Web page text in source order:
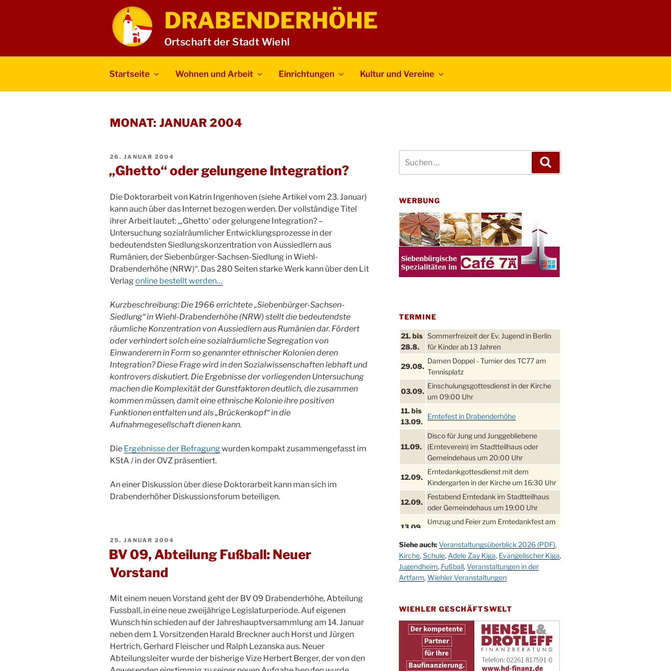
DRABENDERHÖHE
Ortschaft der Stadt Wiehl
Startseite Wohnen und Arbeit Einrichtungen Kultur und Vereine
MONAT:JANUAR 2004
VERÖFFENTLICHT
AM
26. JANUAR 2004
„Ghetto“ oder gelungene Integration?
Die Doktorarbeit von Katrin Ingenhoven (siehe Artikel vom 23. Januar)
kann auch über das Internet bezogen werden. Der vollständige Titel
ihrer Arbeit lautet: „‚Ghetto‘ oder gelungene Integration? –
Untersuchung sozialräumlicher Entwicklungsprozesse in der
bedeutendsten Siedlungskonzentration von Aussiedlern aus
Rumänien, der Siebenbürger-Sachsen-Siedlung in Wiehl-
Drabenderhöhe (NRW)“. Das 280 Seiten starke Werk kann über den Lit
Verlag online bestellt werden…
Kurzbeschreibung: Die 1966 errichtete „Siebenbürger-Sachsen-
Siedlung“ in Wiehl-Drabenderhöhe (NRW) stellt die bedeutendste
räumliche Konzentration von Aussiedlern aus Rumänien dar. Fördert
oder verhindert solch eine sozialräumliche Segregation von
Einwanderern in Form so genannter ethnischer Kolonien deren
Integration? Diese Frage wird in den Sozialwissenschaften lebhaft und
kontrovers diskutiert. Die Ergebnisse der vorliegenden Untersuchung
machen die Komplexität der Gunstfaktoren deutlich, die zusammen
kommen müssen, damit eine ethnische Kolonie ihre positiven
Funktionen entfalten und als „Brückenkopf“ in die
Aufnahmegesellschaft dienen kann.
Die Ergebnisse der Befragungwurden kompakt zusammengefasst im
KStA / in der OVZ präsentiert.
An einer Diskussion über diese Doktorarbeit kann man sich im
Drabenderhöher Diskussionsforum beteiligen.
VERÖFFENTLICHT
AM
25. JANUAR 2004
BV 09, Abteilung Fußball: Neuer
Vorstand
Mit einem neuen Vorstand geht der BV 09 Drabenderhöhe, Abteilung
Fussball, in eine neue zweijährige Legislaturperiode. Auf eigenen
Wunsch hin schieden auf der Jahreshauptversammlung am 14. Januar
neben dem 1. Vorsitzenden Harald Breckner auch Horst und Jürgen
Hertrich, Gerhard Fleischer und Ralph Lezanska aus. Neuer
Abteilungsleiter wurde der bisherige Vize Herbert Berger, der von den
nach:
WERBUNG
TERMINE
21. bis
28.8.
Sommerfreizeit der Ev. Jugend in Berlin
für Kinder ab 13 Jahren
29.08.
Damen Doppel - Turnier des TC77 am
Tennisplatz
03.09.
Einschulungsgottesdienst in der Kirche
um 09:00 Uhr
11. bis
13.09.
Erntefest in Drabenderhöhe
11.09.
Disco für Jung und Junggebliebene
(Ernteverein) im Stadtteilhaus oder
Gemeindehaus um 20:00 Uhr
12.09.
Erntedankgottesdienst mit dem
Kindergarten in der Kirche um 16:30 Uhr
12.09.
Festabend Erntedank im Stadtteilhaus
oder Gemeindehaus um 19:00 Uhr
13.09.
Umzug und Feier zum Erntedankfest am
19.09.
Schlagerabend im Stadtteilhaus
Drabenderhöhe
25. u.
26.09.
Oktoberfest im Cafe XXS
10-12 Uhr
09.10.
Afterwork-Andacht um 18:00 Uhr in der
Kirche
Sandmännchen-Gottesdienst in der
Kirche oder im Ev. Gemeindehaus um
18:00 Uhr
Siehe auch: Veranstaltungsüberblick 2026 (PDF),
Kirche,Schule, Adele Zay Kiga, Evangelischer Kiga,
Jugendheim, Fußball,Veranstaltungen in der
Artfarm,Wiehler Veranstaltungen
WIEHLER GESCHÄFTSWELT